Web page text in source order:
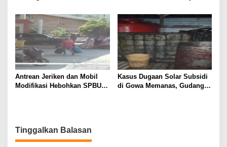
Paving Block Sekarang
Antrean Jeriken dan Mobil
Modifikasi Hebohkan SPBU
Kasus Dugaan Solar Subsidi
di Gowa Memanas, Gudang
Tinggalkan Balasan